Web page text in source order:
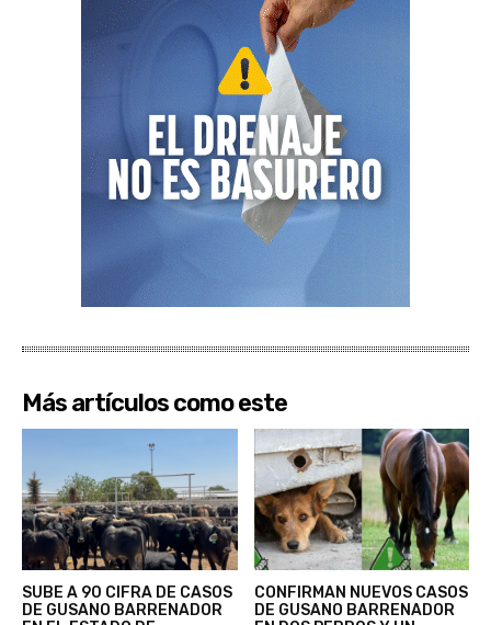
Más artículos como este
SUBE A 90 CIFRA DE CASOS
DE GUSANO BARRENADOR
CONFIRMAN NUEVOS CASOS
DE GUSANO BARRENADOR